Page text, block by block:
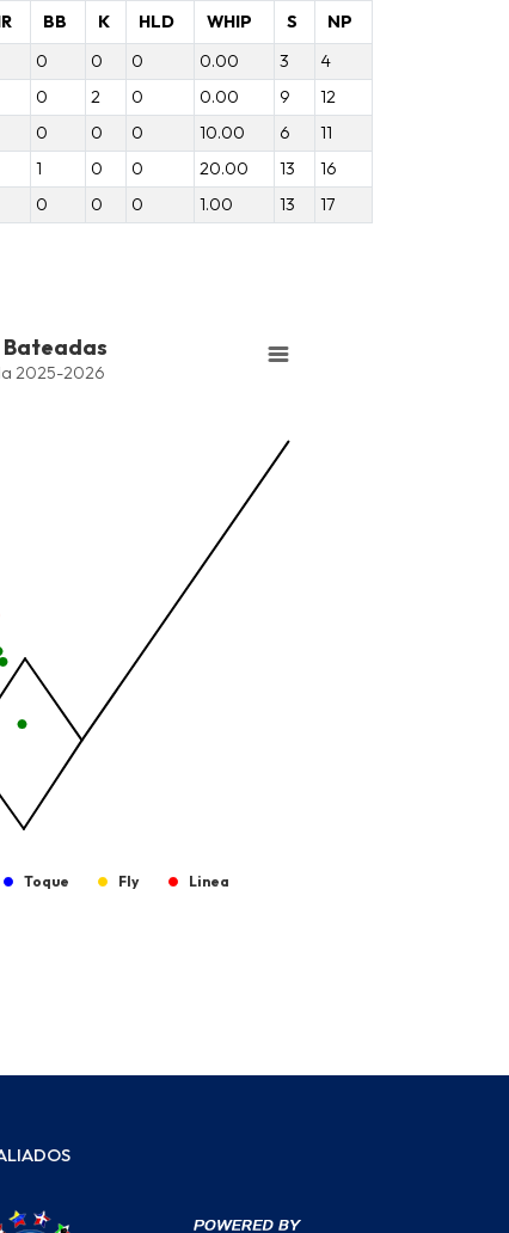
BB K HLD WHIP S
NP
0 0 0 0.00 3
4
0 2 0 0.00 9
12
0 0 0 10.00 6
11
1 0 0 20.00 13
16
0 0 0 1.00 13 17
Data ranges from -2.45 to 245.
Data ranges from -206.84 to -85.
Bateadas
2025-2026
Toque Fly Linea